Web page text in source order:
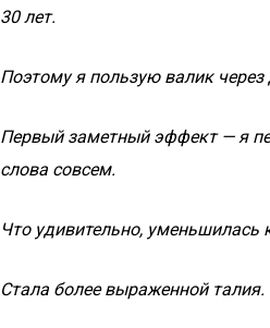
30 лет.
Поэтому я пользую валик через
Первый заметный эффект — я
слова совсем.
Что удивительно, уменьшилась
Стала более выраженной талия.